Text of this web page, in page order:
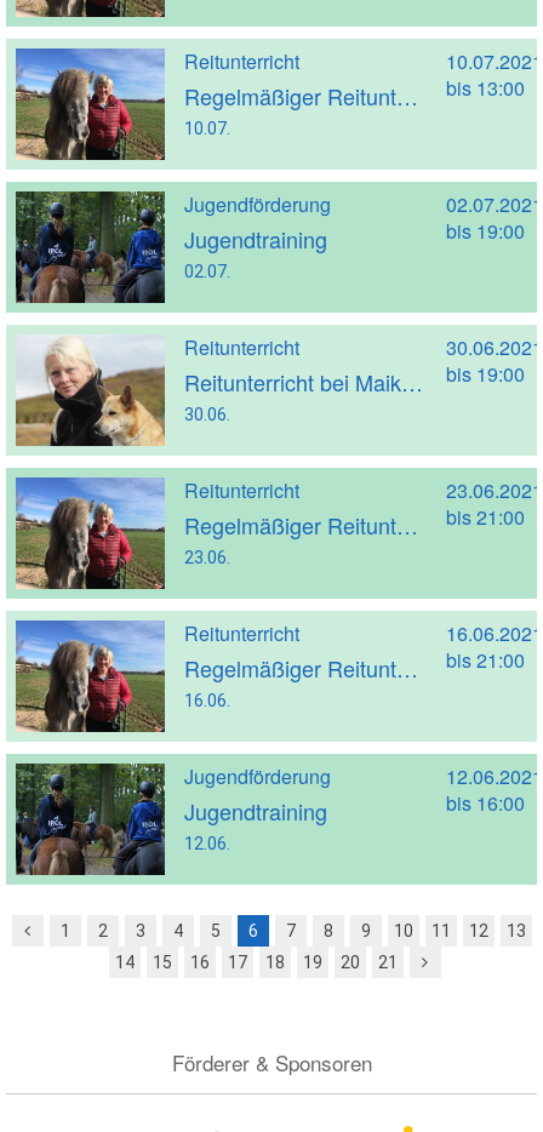
Reitunterricht
Regelmäßiger Reitunterricht mit Kathrin Strakeljahn (Trainer A)
10.07.
bis 13:00
Jugendförderung
Jugendtraining
02.07.
bis 19:00
Reitunterricht
Reitunterricht bei Maike Morbach
30.06.
bis 19:00
Reitunterricht
Regelmäßiger Reitunterricht mit Kathrin Strakeljahn (Trainer A)
23.06.
bis 21:00
Reitunterricht
Regelmäßiger Reitunterricht mit Kathrin Strakeljahn (Trainer A)
16.06.
bis 21:00
Jugendförderung
Jugendtraining
12.06.
bis 16:00
1 2 3 4 5 6 7 8 9 10 11 12
13
14
15 16 17 18 19 20 21
Förderer & Sponsoren